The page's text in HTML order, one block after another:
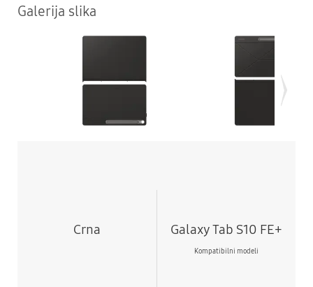
Galerija slika
Crna Galaxy Tab S10 FE+
Kompatibilni modeli